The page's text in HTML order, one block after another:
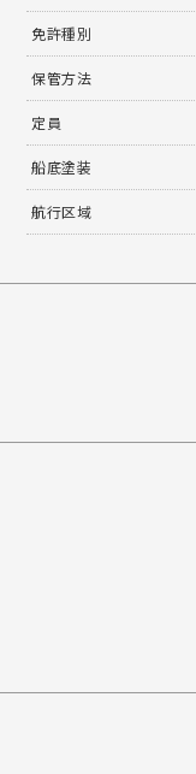
免許種別
保管方法
定員
船底塗装
航行区域